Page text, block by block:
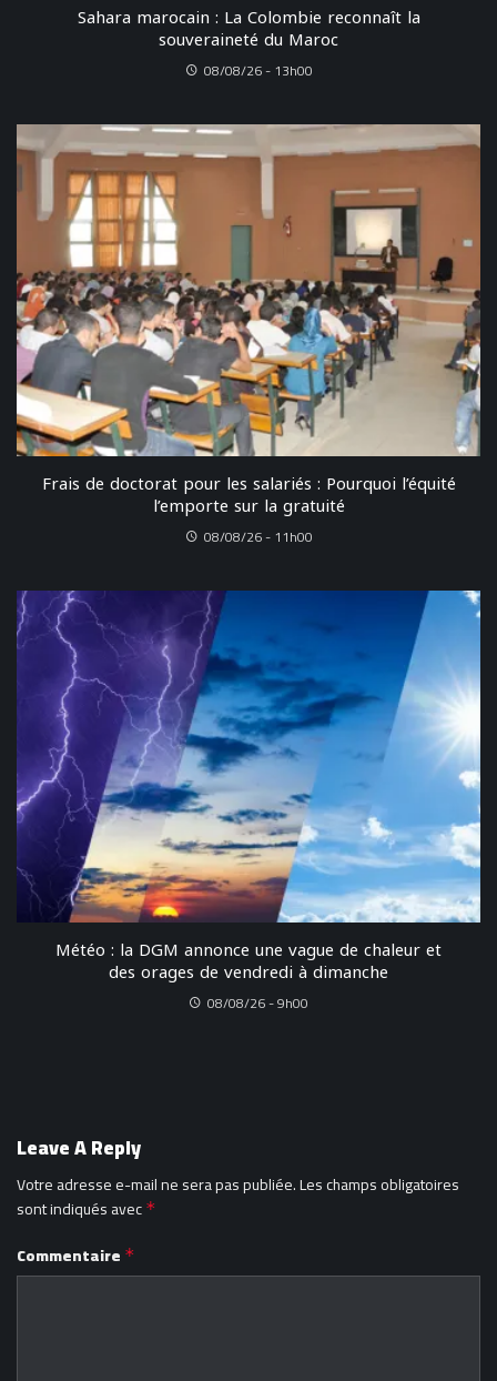
Sahara marocain : La Colombie reconnaît la
souveraineté du Maroc
08/08/26 - 13h00
Frais de doctorat pour les salariés : Pourquoi l’équité
l’emporte sur la gratuité
08/08/26 - 11h00
Météo : la DGM annonce une vague de chaleur et
des orages de vendredi à dimanche
08/08/26 - 9h00
Leave A Reply
Votre adresse e-mail ne sera pas publiée.Les champs obligatoires
sont indiqués avec *
Commentaire *